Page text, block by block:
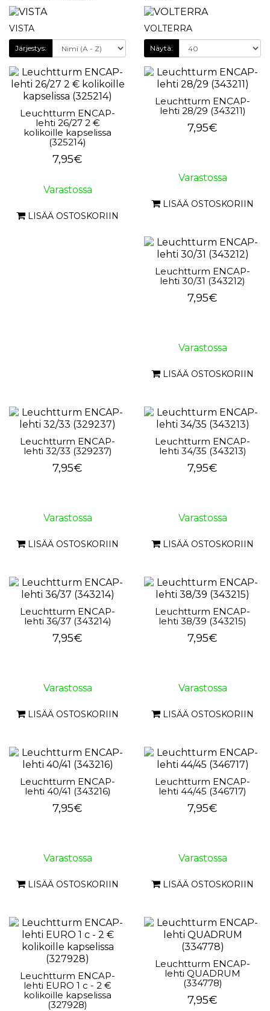
VISTA VOLTERRA
Järjestys: Näytä:
Leuchtturm ENCAP-
lehti 26/27 2 €
kolikoille kapselissa
(325214)
7,95€
Varastossa
LISÄÄ OSTOSKORIIN
Leuchtturm ENCAP-
lehti 28/29 (343211)
7,95€
Varastossa
LISÄÄ OSTOSKORIIN
Leuchtturm ENCAP-
lehti 30/31 (343212)
7,95€
Varastossa
LISÄÄ OSTOSKORIIN
Leuchtturm ENCAP-
lehti 32/33 (329237)
7,95€
Varastossa
LISÄÄ OSTOSKORIIN
Leuchtturm ENCAP-
lehti 34/35 (343213)
7,95€
Varastossa
LISÄÄ OSTOSKORIIN
Leuchtturm ENCAP-
lehti 36/37 (343214)
7,95€
Varastossa
LISÄÄ OSTOSKORIIN
Leuchtturm ENCAP-
lehti 38/39 (343215)
7,95€
Varastossa
LISÄÄ OSTOSKORIIN
Leuchtturm ENCAP-
lehti 40/41 (343216)
7,95€
Varastossa
LISÄÄ OSTOSKORIIN
Leuchtturm ENCAP-
lehti 44/45 (346717)
7,95€
Varastossa
LISÄÄ OSTOSKORIIN
Leuchtturm ENCAP-
lehti EURO 1 c - 2 €
kolikoille kapselissa
(327928)
Leuchtturm ENCAP-
lehti QUADRUM
(334778)
7,95€